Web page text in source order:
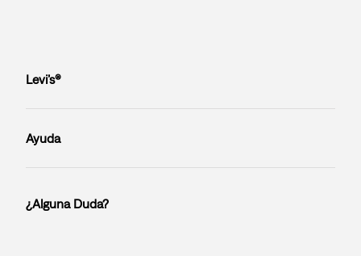
Levi’s®
Ayuda
¿Alguna Duda?